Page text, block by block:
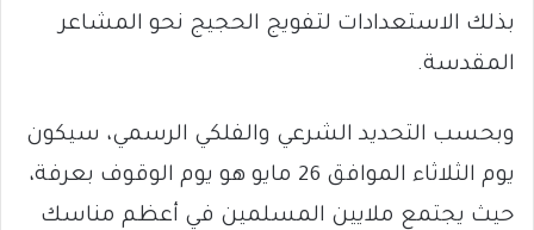
بذلك الاستعدادات لتفويج الحجيج نحو المشاعر
المقدسة.
وبحسب التحديد الشرعي والفلكي الرسمي، سيكون
يوم الثلاثاء الموافق 26 مايو هو يوم الوقوف بعرفة،
حيث يجتمع ملايين المسلمين في أعظم مناسك